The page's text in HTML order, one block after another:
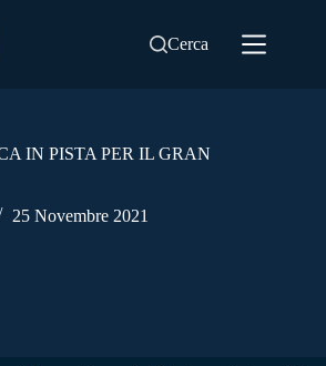
Cerca
IN PISTA PER IL GRAN
25 Novembre 2021